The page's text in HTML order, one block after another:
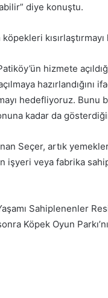
diye konuştu.
hizmete
hazırlandığını
hedefliyoruz. Bunu
kadar da
Seçer, artık
işyeri veya fabrika
Sahiplenenler
Köpek Oyun